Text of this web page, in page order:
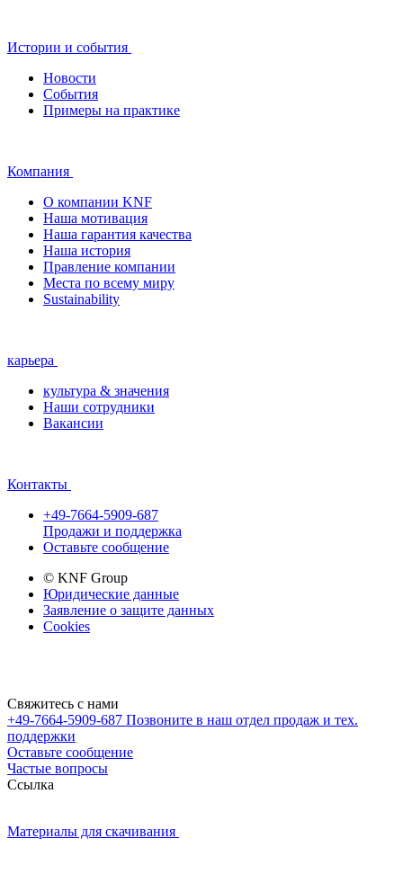
Истории и события
Новости
События
Примеры на практике
Компания
О компании KNF
Наша мотивация
Наша гарантия качества
Наша история
Правление компании
Места по всему миру
Sustainability
карьера
культура & значения
Наши сотрудники
Вакансии
Контакты
+49-7664-5909-687
Продажи и поддержка
Оставьте сообщение
© KNF Group
Юридические данные
Заявление о защите данных
Cookies
Свяжитесь с нами
+49-7664-5909-687 Позвоните в наш отдел продаж и тех.
поддержки
Оставьте сообщение
Частые вопросы
Cсылка
Материалы для скачивания